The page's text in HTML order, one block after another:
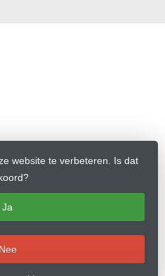
website te verbeteren. Is dat
Ja
Nee